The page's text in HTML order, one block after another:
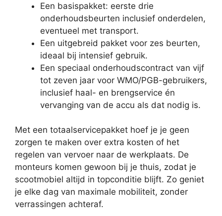
Een basispakket: eerste drie
onderhoudsbeurten inclusief onderdelen,
eventueel met transport.
Een uitgebreid pakket voor zes beurten,
ideaal bij intensief gebruik.
Een speciaal onderhoudscontract van vijf
tot zeven jaar voor WMO/PGB-gebruikers,
inclusief haal- en brengservice én
vervanging van de accu als dat nodig is.
Met een totaalservicepakket hoef je je geen
zorgen te maken over extra kosten of het
regelen van vervoer naar de werkplaats. De
monteurs komen gewoon bij je thuis, zodat je
scootmobiel altijd in topconditie blijft. Zo geniet
je elke dag van maximale mobiliteit, zonder
verrassingen achteraf.